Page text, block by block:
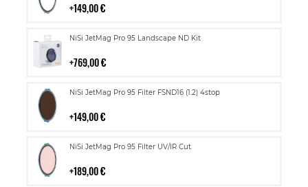
149,00 €
NiSi JetMag Pro 95 Landscape ND Kit
769,00 €
Lisää
NiSi JetMag Pro 95 Filter FSND16 (1.2) 4stop
149,00 €
Lisää
NiSi JetMag Pro 95 Filter UV/IR Cut
189,00 €
Lisää